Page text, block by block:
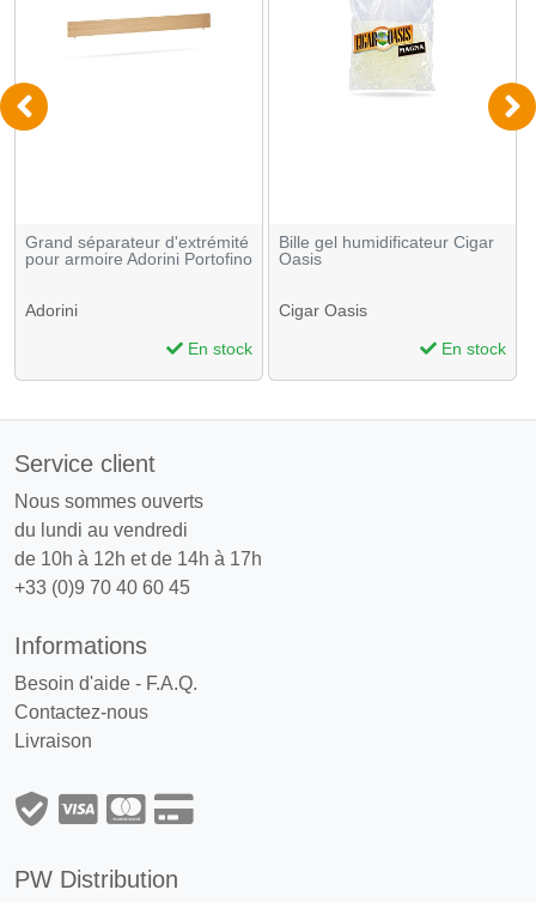
Grand séparateur d'extrémité
pour armoire Adorini Portofino
Adorini
En stock
Bille gel humidificateur Cigar
Oasis
Cigar Oasis
En stock
Service client
Nous sommes ouverts
du lundi au vendredi
de 10h à 12h et de 14h à 17h
+33 (0)9 70 40 60 45
Informations
Besoin d'aide - F.A.Q.
Contactez-nous
Livraison
PW Distribution